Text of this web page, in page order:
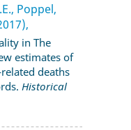
Poppel,
in The
estimates of
deaths
Historical